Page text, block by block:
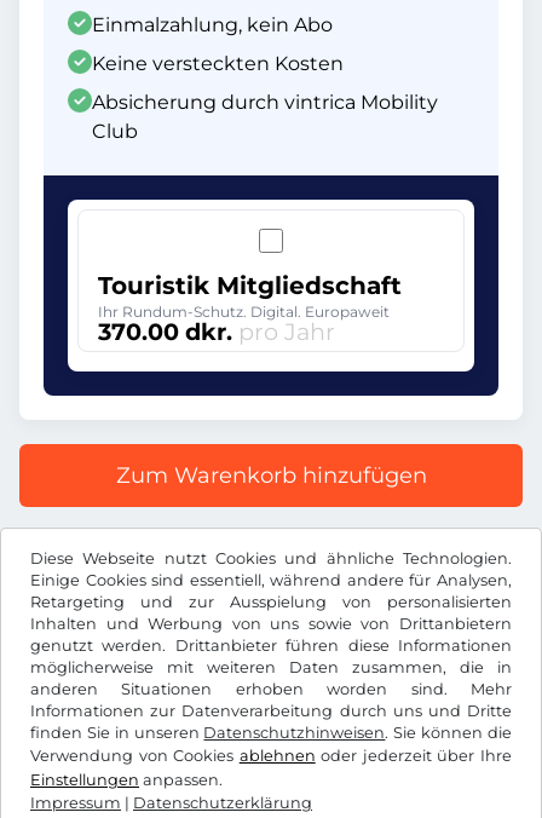
Diese Webseite nutzt Cookies und ähnliche Technologien.
Einige Cookies sind essentiell, während andere für Analysen,
Retargeting und zur Ausspielung von personalisierten
Inhalten und Werbung von uns sowie von Drittanbietern
genutzt werden. Drittanbieter führen diese Informationen
möglicherweise mit weiteren Daten zusammen, die in
anderen Situationen erhoben worden sind. Mehr
Informationen zur Datenverarbeitung durch uns und Dritte
finden Sie in unseren Datenschutzhinweisen. Sie können die
Verwendung von Cookies ablehnen oder jederzeit über Ihre
Einstellungen anpassen.
Impressum | Datenschutzerklärung
Einmalzahlung, kein Abo
Keine versteckten Kosten
Absicherung durch vintrica Mobility
Club
Touristik Mitgliedschaft
Ihr Rundum-Schutz. Digital. Europaweit
370.00 dkr. pro Jahr
Zum Warenkorb hinzufügen
Alle Preise inkl. gesetzlicher MwSt.
dkr.DKK
Facebook Instagram
AGB / Widerrufsrecht Datenschutzerklärung